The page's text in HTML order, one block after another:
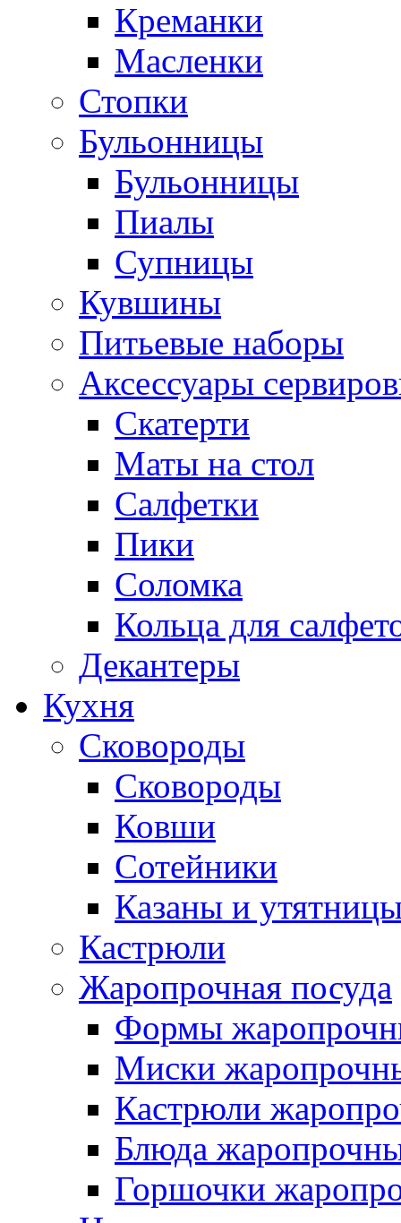
Креманки
Масленки
Стопки
Бульонницы
Бульонницы
Пиалы
Супницы
Кувшины
Питьевые наборы
Аксессуары
Скатерти
Маты на стол
Салфетки
Пики
Соломка
Кольца для
Декантеры
Кухня
Сковороды
Сковороды
Ковши
Сотейники
Казаны и
Кастрюли
Жаропрочная посуда
Формы
Миски
Кастрюли
Блюда
Горшочки